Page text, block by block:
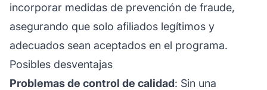
incorporar medidas de prevención de fraude,
asegurando que solo afiliados legítimos y
adecuados sean aceptados en el programa.
Posibles desventajas
Problemas de control de calidad: Sin una